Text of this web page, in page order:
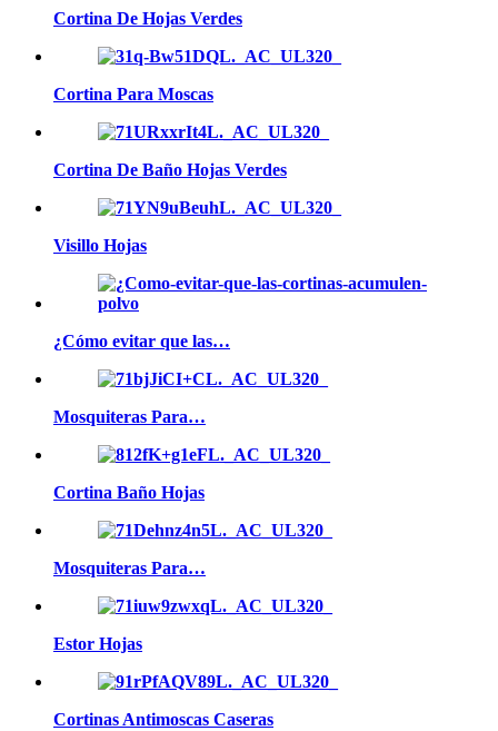
Cortina De Hojas Verdes
Cortina Para Moscas
Cortina De Baño Hojas Verdes
Visillo Hojas
¿Cómo evitar que las…
Mosquiteras Para…
Cortina Baño Hojas
Mosquiteras Para…
Estor Hojas
Cortinas Antimoscas Caseras